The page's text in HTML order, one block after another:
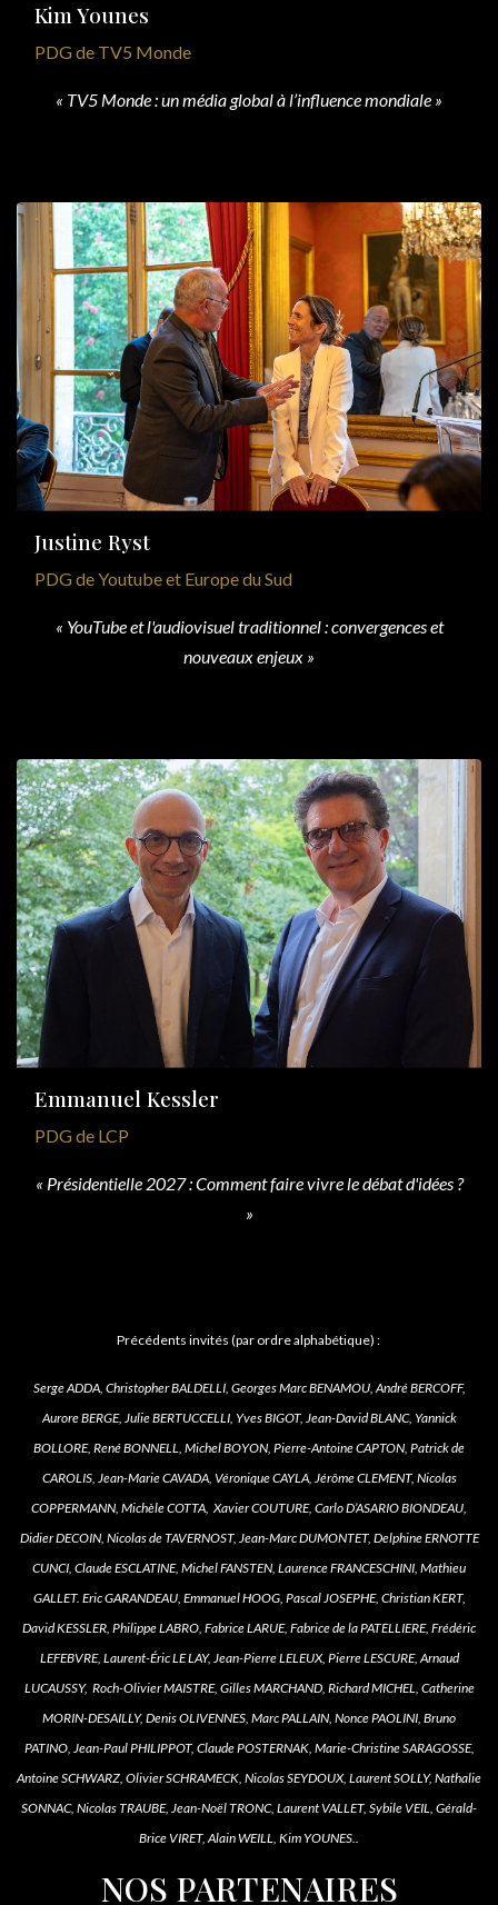
Kim Younes
PDG de TV5 Monde
« TV5 Monde : un média global à l’influence mondiale »
Justine Ryst
PDG de Youtubeet Europe du Sud
« YouTube et l'audiovisuel traditionnel :convergences et
nouveaux enjeux »
Emmanuel Kessler
PDG de LCP
« Présidentielle 2027 : Comment faire vivre le débat d'idées ?
»
Précédents invités (par ordre alphabétique) :
Serge ADDA, Christopher BALDELLI, Georges Marc BENAMOU, André BERCOFF,
Aurore BERGE, Julie BERTUCCELLI, Yves BIGOT, Jean-David BLANC, Yannick
BOLLORE, René BONNELL, Michel BOYON, Pierre-Antoine CAPTON, Patrick de
CAROLIS, Jean-Marie CAVADA, Véronique CAYLA, Jérôme CLEMENT, Nicolas
COPPERMANN, Michèle COTTA, Xavier COUTURE, Carlo D’ASARIO BIONDEAU,
Didier DECOIN, Nicolas de TAVERNOST, Jean-Marc DUMONTET, Delphine ERNOTTE
CUNCI, Claude ESCLATINE, Michel FANSTEN, Laurence FRANCESCHINI, Mathieu
GALLET. Eric GARANDEAU, Emmanuel HOOG, Pascal JOSEPHE, Christian KERT,
David KESSLER, Philippe LABRO, Fabrice LARUE, Fabrice de la PATELLIERE, Frédéric
LEFEBVRE, Laurent-Éric LE LAY, Jean-Pierre LELEUX, Pierre LESCURE, Arnaud
LUCAUSSY, Roch-Olivier MAISTRE, Gilles MARCHAND, Richard MICHEL, Catherine
MORIN-DESAILLY, Denis OLIVENNES, Marc PALLAIN, Nonce PAOLINI, Bruno
PATINO, Jean-Paul PHILIPPOT, Claude POSTERNAK, Marie-Christine SARAGOSSE,
Antoine SCHWARZ, Olivier SCHRAMECK, Nicolas SEYDOUX, Laurent SOLLY, Nathalie
SONNAC, Nicolas TRAUBE, Jean-Noël TRONC, Laurent VALLET, Sybile VEIL, Gérald-
Brice VIRET, Alain WEILL, Kim YOUNES..
NOS PARTENAIRES